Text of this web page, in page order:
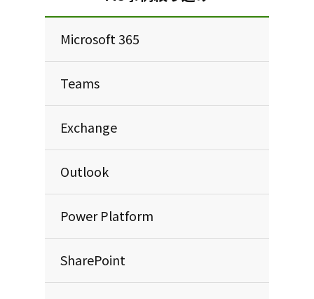
Microsoft 365
Teams
Exchange
Outlook
Power Platform
SharePoint